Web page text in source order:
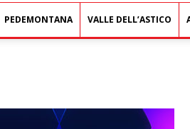
PEDEMONTANA VALLE DELL’ASTICO